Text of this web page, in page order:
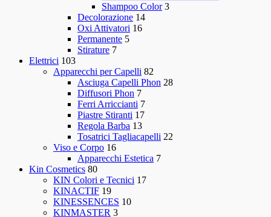
Shampoo Color 3
Decolorazione 14
Oxi Attivatori 16
Permanente 5
Stirature 7
Elettrici 103
Apparecchi per Capelli 82
Asciuga Capelli Phon 28
Diffusori Phon 7
Ferri Arriccianti 7
Piastre Stiranti 17
Regola Barba 13
Tosatrici Tagliacapelli 22
Viso e Corpo 16
Apparecchi Estetica 7
Kin Cosmetics 80
KIN Colori e Tecnici 17
KINACTIF 19
KINESSENCES 10
KINMASTER 3